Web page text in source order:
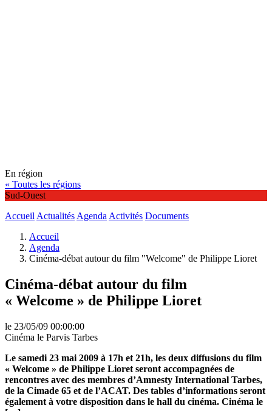
En région
« Toutes les régions
Sud-Ouest
Accueil Actualités Agenda Activités Documents
Accueil
Agenda
Cinéma-débat autour du film "Welcome" de Philippe Lioret
Cinéma-débat autour du film
« Welcome » de Philippe Lioret
le 23/05/09 00:00:00
Cinéma le Parvis Tarbes
Le samedi 23 mai 2009 à 17h et 21h, les deux diffusions du film
« Welcome » de Philippe Lioret seront accompagnées de
rencontres avec des membres d’Amnesty International Tarbes,
de la Cimade 65 et de l’ACAT. Des tables d’informations seront
également à votre disposition dans le hall du cinéma. Cinéma le